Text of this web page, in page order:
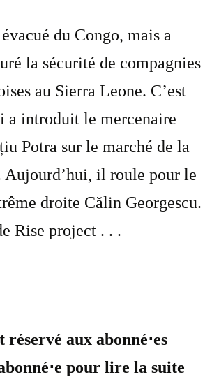
du Congo, mais a
la sécurité de compagnies
au Sierra Leone. C’est
a introduit le mercenaire
Potra sur le marché de la
Aujourd’hui, il roule pour le
droite Călin Georgescu.
Rise project . . .
aux abonné⋅es
pour lire la suite